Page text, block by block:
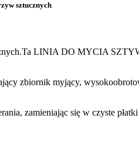
sztucznych
LINIA DO MYCIA
zbiornik myjący,
zamieniając się w czyste